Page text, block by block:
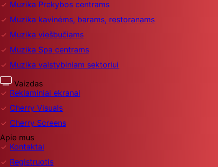
Muzika Prekybos centrams
Muzika kavinėms, barams, restoranams
Muzika viešbučiams
Muzika Spa centrams
Muzika valstybiniam sektoriui
Vaizdas
Reklaminiai ekranai
Cherry Visuals
Cherry Screens
Apie mus
Kontaktai
Registruotis